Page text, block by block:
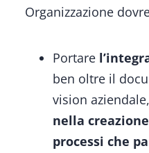
Organizzazione
Portare
ben oltre il
vision
nella
processi che